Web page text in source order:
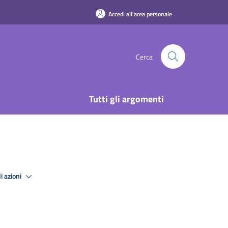
Accedi all'area personale
Cerca
Tutti gli argomenti
azioni